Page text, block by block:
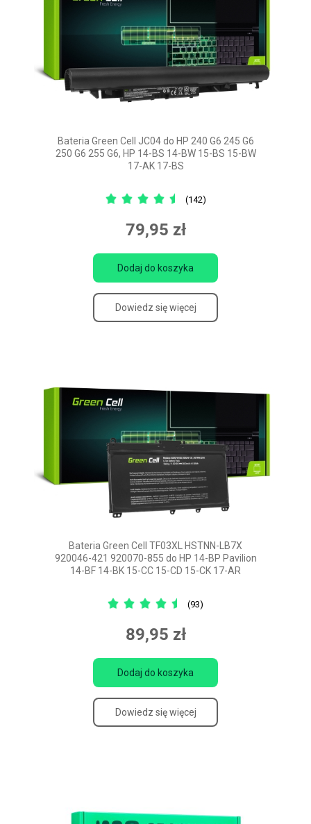
Bateria Green Cell JC04 do HP 240 G6 245 G6
250 G6 255 G6, HP 14-BS 14-BW 15-BS 15-BW
17-AK 17-BS
(142)
79,95 zł
Dodaj do koszyka
Dowiedz się więcej
Bateria Green Cell TF03XL HSTNN-LB7X
920046-421 920070-855 do HP 14-BP Pavilion
14-BF 14-BK 15-CC 15-CD 15-CK 17-AR
(93)
89,95 zł
Dodaj do koszyka
Dowiedz się więcej